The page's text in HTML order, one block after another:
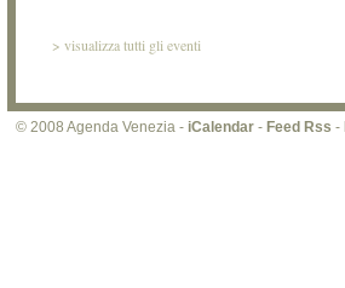
> visualizza tutti gli eventi
© 2008 Agenda Venezia - iCalendar - Feed Rss -